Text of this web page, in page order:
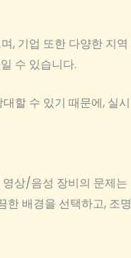
, 기업 또한 다양한 지역
수 있습니다.
할 수 있기 때문에, 실시
상/음성 장비의 문제는
한 배경을 선택하고, 조명